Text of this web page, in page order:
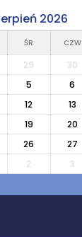
2026
ŚR CZW
29 30
5 6
12 13
19 20
26 27
2 3